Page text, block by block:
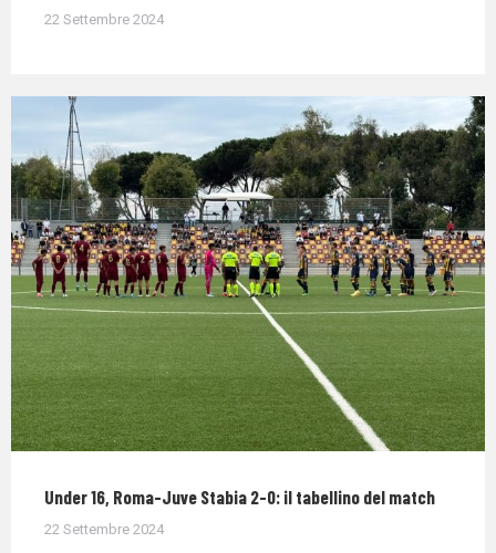
22 Settembre 2024
Under 16, Roma-Juve Stabia 2-0: il tabellino del match
22 Settembre 2024